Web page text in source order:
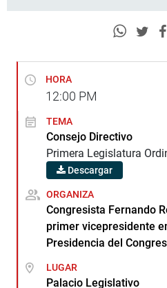
HORA
12:00 PM
TEMA
Consejo Directivo
Primera Legislatura
Descargar
ORGANIZA
Congresista Fernando
primer vicepresidente
Presidencia del
LUGAR
Palacio Legislativo